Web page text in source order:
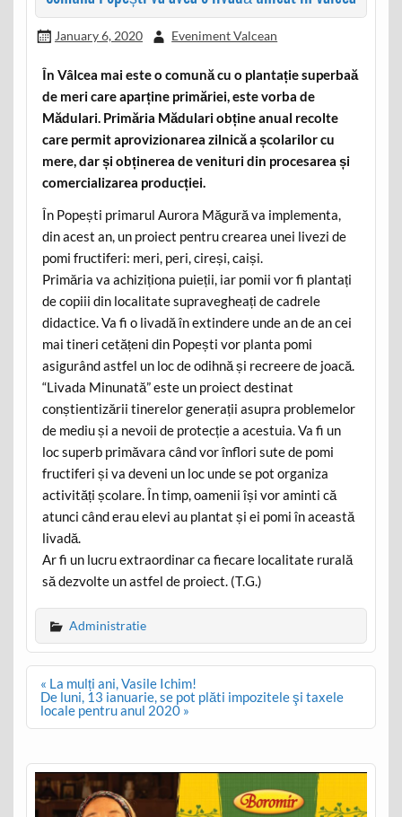
January 6, 2020 Eveniment Valcean
În Vâlcea mai este o comună cu o plantație superbaă
de meri care aparține primăriei, este vorba de
Mădulari. Primăria Mădulari obține anual recolte
care permit aprovizionarea zilnică a școlarilor cu
mere, dar și obținerea de venituri din procesarea și
comercializarea producției.
În Popești primarul Aurora Măgură va implementa,
din acest an, un proiect pentru crearea unei livezi de
pomi fructiferi: meri, peri, cireși, caiși.
Primăria va achiziționa puieții, iar pomii vor fi plantați
de copiii din localitate supravegheați de cadrele
didactice. Va fi o livadă în extindere unde an de an cei
mai tineri cetățeni din Popești vor planta pomi
asigurând astfel un loc de odihnă și recreere de joacă.
“Livada Minunată” este un proiect destinat
conștientizării tinerelor generații asupra problemelor
de mediu și a nevoii de protecție a acestuia. Va fi un
loc superb primăvara când vor înflori sute de pomi
fructiferi și va deveni un loc unde se pot organiza
activități școlare. În timp, oamenii își vor aminti că
atunci când erau elevi au plantat și ei pomi în această
livadă.
Ar fi un lucru extraordinar ca fiecare localitate rurală
să dezvolte un astfel de proiect. (T.G.)
Administratie
Post
navigation
« La mulți ani, Vasile Ichim!
De luni, 13 ianuarie, se pot plăti impozitele şi taxele
locale pentru anul 2020 »